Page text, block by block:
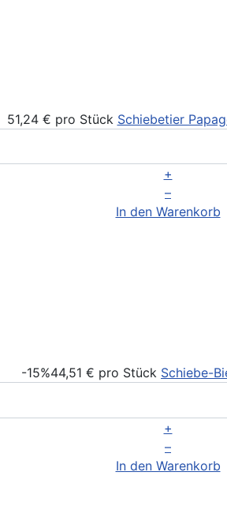
51,24 € pro Stück Schiebetier
+
–
In den Warenkorb
-15%44,51 € pro Stück Schiebe-
+
–
In den Warenkorb